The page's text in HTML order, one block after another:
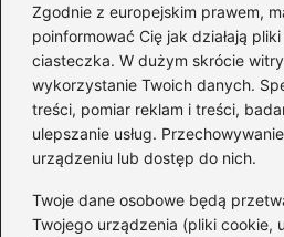
Zgodnie z europejskim prawem,
poinformować Cię jak działają
ciasteczka. W dużym skrócie
wykorzystanie Twoich danych.
treści, pomiar reklam i treści,
ulepszanie usług.
urządzeniu lub dostęp do nich.
Twoje dane osobowe będą
Twojego urządzenia (pliki cookie,
Ile
przewieźć
Przewodnik
Ciekawostki(8)